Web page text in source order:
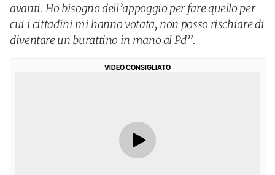
avanti. Ho bisogno dell’appoggio per fare quello per
cui i cittadini mi hanno votata, non posso rischiare di
diventare un burattino in mano al Pd”.
VIDEO CONSIGLIATO